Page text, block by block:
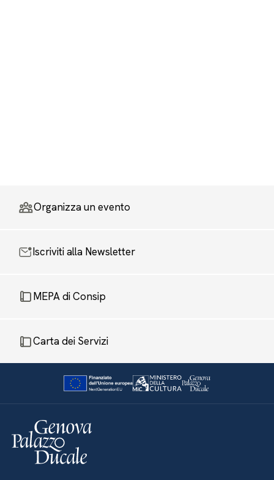
Organizza un evento
Iscriviti alla Newsletter
MEPA di Consip
Carta dei Servizi